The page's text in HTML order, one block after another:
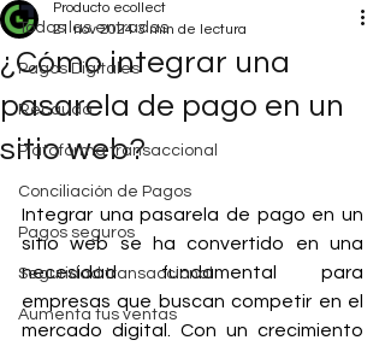
Todas las entradas
Pagos Digitales
Recaudo
Plataforma transaccional
Conciliación de Pagos
Pagos seguros
Seguridad transaccional
Aumenta tus ventas
¿Cómo integrar una
pasarela de pago en un
sitio web?
Producto ecollect
21 nov 2024 3 min de lectura
Integrar una pasarela de pago en un
sitio web se ha convertido en una
necesidad fundamental para
empresas que buscan competir en el
mercado digital. Con un crecimiento